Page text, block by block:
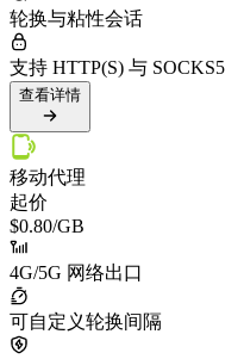
轮换与粘性会话
支持 HTTP(S) 与 SOCKS5
查看详情
移动代理
起价
$0.80/GB
4G/5G 网络出口
可自定义轮换间隔